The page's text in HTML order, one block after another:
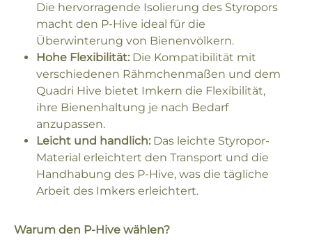
Die hervorragende Isolierung des Styropors
macht den P-Hive ideal für die
Überwinterung von Bienenvölkern.
Hohe Flexibilität: Die Kompatibilität mit
verschiedenen Rähmchenmaßen und dem
Quadri Hive bietet Imkern die Flexibilität,
ihre Bienenhaltung je nach Bedarf
anzupassen.
Leicht und handlich: Das leichte Styropor-
Material erleichtert den Transport und die
Handhabung des P-Hive, was die tägliche
Arbeit des Imkers erleichtert.
Warum den P-Hive wählen?